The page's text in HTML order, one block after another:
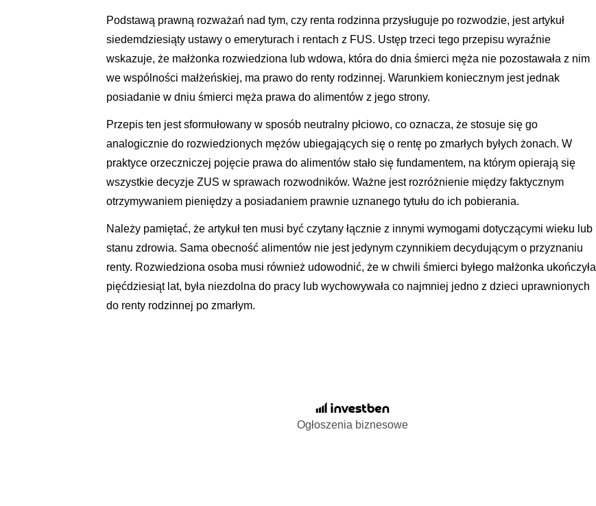
Podstawą prawną rozważań nad tym, czy renta rodzinna przysługuje po rozwodzie, jest artykuł
siedemdziesiąty ustawy o emeryturach i rentach z FUS. Ustęp trzeci tego przepisu wyraźnie
wskazuje, że małżonka rozwiedziona lub wdowa, która do dnia śmierci męża nie pozostawała z nim
we wspólności małżeńskiej, ma prawo do renty rodzinnej. Warunkiem koniecznym jest jednak
posiadanie w dniu śmierci męża prawa do alimentów z jego strony.
Przepis ten jest sformułowany w sposób neutralny płciowo, co oznacza, że stosuje się go
analogicznie do rozwiedzionych mężów ubiegających się o rentę po zmarłych byłych żonach. W
praktyce orzeczniczej pojęcie prawa do alimentów stało się fundamentem, na którym opierają się
wszystkie decyzje ZUS w sprawach rozwodników. Ważne jest rozróżnienie między faktycznym
otrzymywaniem pieniędzy a posiadaniem prawnie uznanego tytułu do ich pobierania.
Należy pamiętać, że artykuł ten musi być czytany łącznie z innymi wymogami dotyczącymi wieku lub
stanu zdrowia. Sama obecność alimentów nie jest jedynym czynnikiem decydującym o przyznaniu
renty. Rozwiedziona osoba musi również udowodnić, że w chwili śmierci byłego małżonka ukończyła
pięćdziesiąt lat, była niezdolna do pracy lub wychowywała co najmniej jedno z dzieci uprawnionych
do renty rodzinnej po zmarłym.
Ogłoszenia biznesowe